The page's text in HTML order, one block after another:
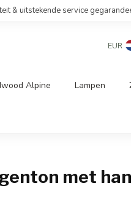
& uitstekende service
EUR
Alpine Lampen
met